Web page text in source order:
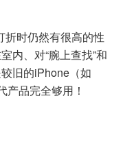
折时仍然有很高的性
内、对“腕上查找”和
旧的iPhone（如
品完全够用！